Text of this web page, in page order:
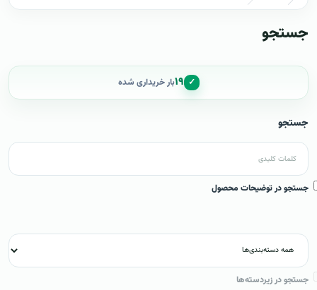
جستجو
✓ ۱۹بار خریداری شده
جستجو
جستجو در توضیحات محصول
جستجو در زیردسته‌ها